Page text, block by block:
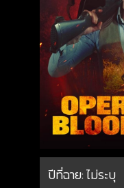
ปีที่ฉาย:ไม่ระบุ